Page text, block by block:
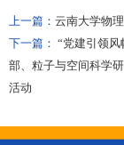
上一篇： 云南大学物
下一篇： “党建引领
部、粒子与空间科学
活动